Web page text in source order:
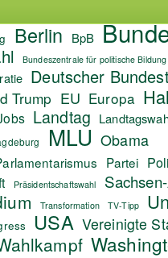
Berlin BpB
Bundeszentrale für politische Bildung
Deutscher
Trump EU Europa
Landtag
MLU Obama
Partei
Präsidentschaftswahl
Transformation TV-Tipp
USA Vereinigte